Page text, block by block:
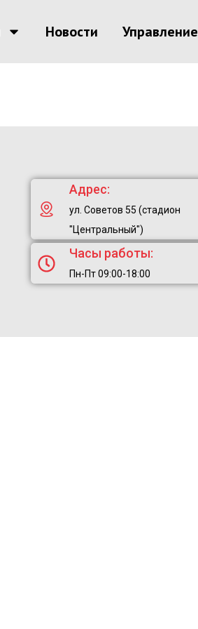
Новости Управление
Адрес:
ул. Советов 55 (стадион
"Центральный")
Часы работы:
Пн-Пт 09:00-18:00